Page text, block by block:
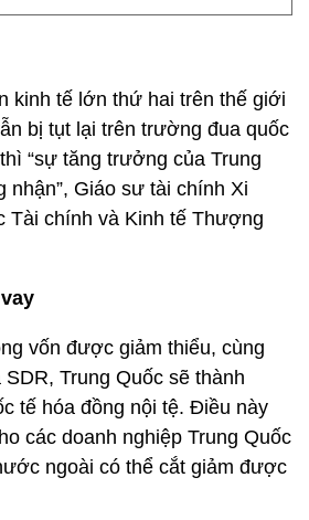
kinh tế lớn thứ hai trên thế giới
bị tụt lại trên trường đua quốc
“sự tăng trưởng của Trung
nhận”, Giáo sư tài chính Xi
Tài chính và Kinh tế Thượng
vốn được giảm thiểu, cùng
Trung Quốc sẽ thành
tế hóa đồng nội tệ. Điều này
các doanh nghiệp Trung Quốc
ngoài có thể cắt giảm được